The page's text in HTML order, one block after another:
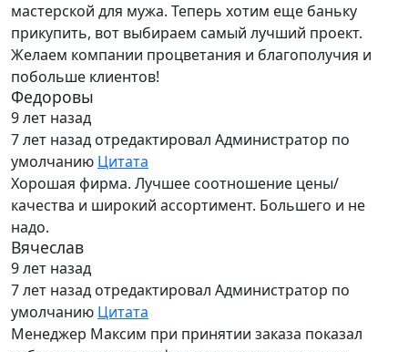
мастерской для мужа. Теперь хотим еще баньку
прикупить, вот выбираем самый лучший проект.
Желаем компании процветания и благополучия и
побольше клиентов!
Федоровы
9 лет назад
7 лет назад отредактировал Администратор по
умолчанию Цитата
Хорошая фирма. Лучшее соотношение цены/
качества и широкий ассортимент. Большего и не
надо.
Вячеслав
9 лет назад
7 лет назад отредактировал Администратор по
умолчанию Цитата
Менеджер Максим при принятии заказа показал